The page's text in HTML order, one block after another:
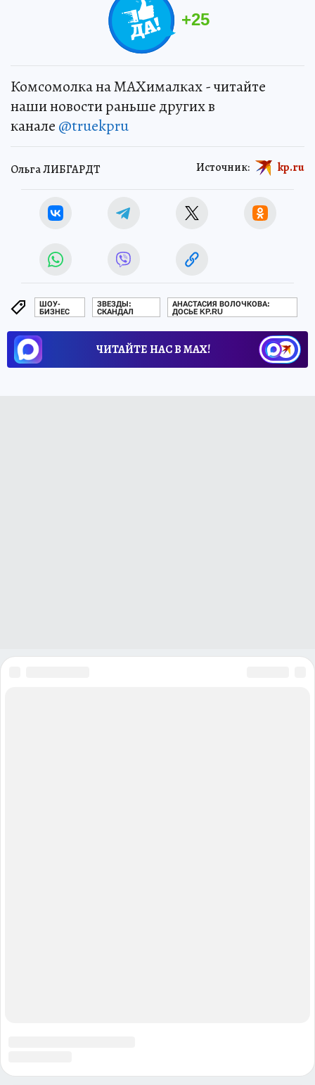
+25
Комсомолка на MAXималках - читайте
наши новости раньше других в
канале @truekpru
Ольга ЛИБГАРДТ Источник: kp.ru
ШОУ-
БИЗНЕС
ЗВЕЗДЫ:
СКАНДАЛ
АНАСТАСИЯ ВОЛОЧКОВА:
ДОСЬЕ KP.RU
ЧИТАЙТЕ НАС В МАХ!